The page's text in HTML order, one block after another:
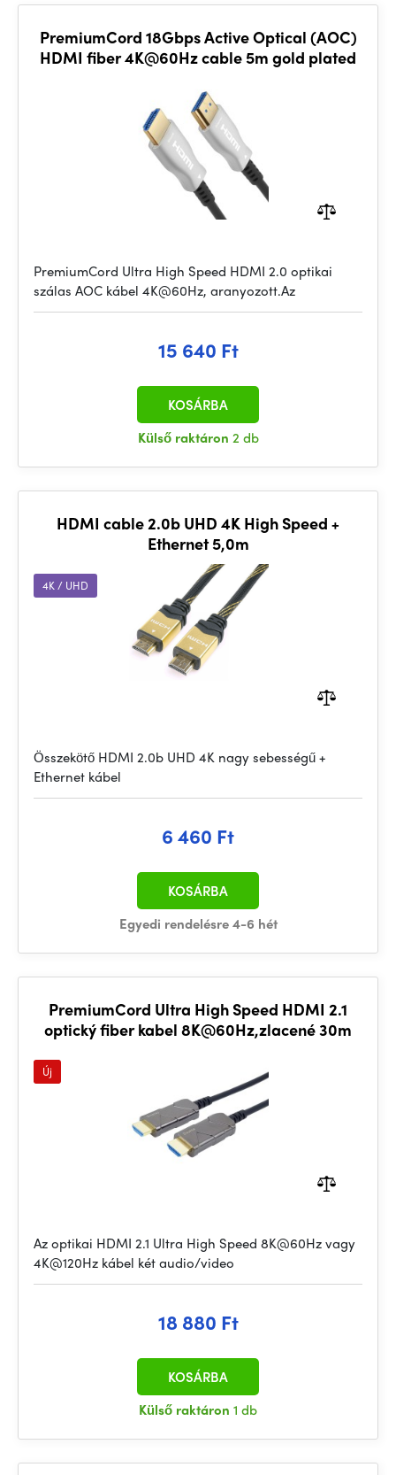
PremiumCord 18Gbps Active Optical (AOC)
HDMI fiber 4K@60Hz cable 5m gold plated
PremiumCord Ultra High Speed HDMI 2.0 optikai
szálas AOC kábel 4K@60Hz, aranyozott.Az
15 640 Ft
Külső raktáron 2 db
KOSÁRBA
HDMI cable 2.0b UHD 4K High Speed +
Ethernet 5,0m
4K / UHD
Összekötő HDMI 2.0b UHD 4K nagy sebességű +
Ethernet kábel
6 460 Ft
Egyedi rendelésre 4-6 hét
KOSÁRBA
PremiumCord Ultra High Speed HDMI 2.1
optický fiber kabel 8K@60Hz,zlacené 30m
Új
Az optikai HDMI 2.1 Ultra High Speed 8K@60Hz vagy
4K@120Hz kábel két audio/video
18 880 Ft
Külső raktáron 1 db
KOSÁRBA